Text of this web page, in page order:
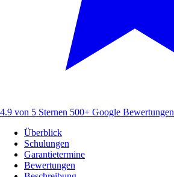
4.9 von 5 Sternen 500+ Google Bewertungen
Überblick
Schulungen
Garantietermine
Bewertungen